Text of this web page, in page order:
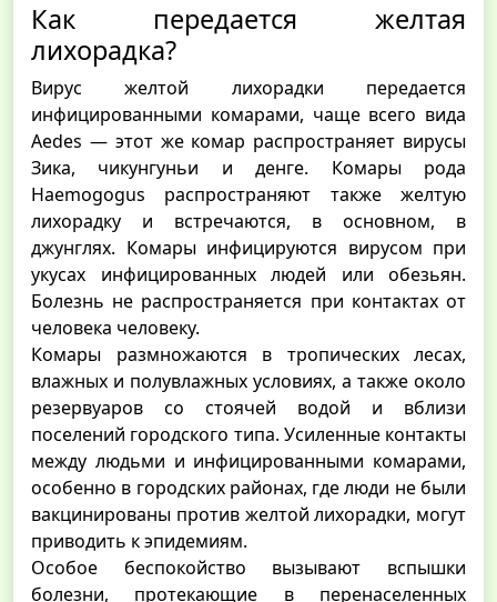
Как передается желтая
лихорадка?
Вирус желтой лихорадки передается
инфицированными комарами, чаще всего вида
Aedes — этот же комар распространяет вирусы
Зика, чикунгуньи и денге. Комары рода
Haemogogus распространяют также желтую
лихорадку и встречаются, в основном, в
джунглях. Комары инфицируются вирусом при
укусах инфицированных людей или обезьян.
Болезнь не распространяется при контактах от
человека человеку.
Комары размножаются в тропических лесах,
влажных и полувлажных условиях, а также около
резервуаров со стоячей водой и вблизи
поселений городского типа. Усиленные контакты
между людьми и инфицированными комарами,
особенно в городских районах, где люди не были
вакцинированы против желтой лихорадки, могут
приводить к эпидемиям.
Особое беспокойство вызывают вспышки
болезни, протекающие в перенаселенных